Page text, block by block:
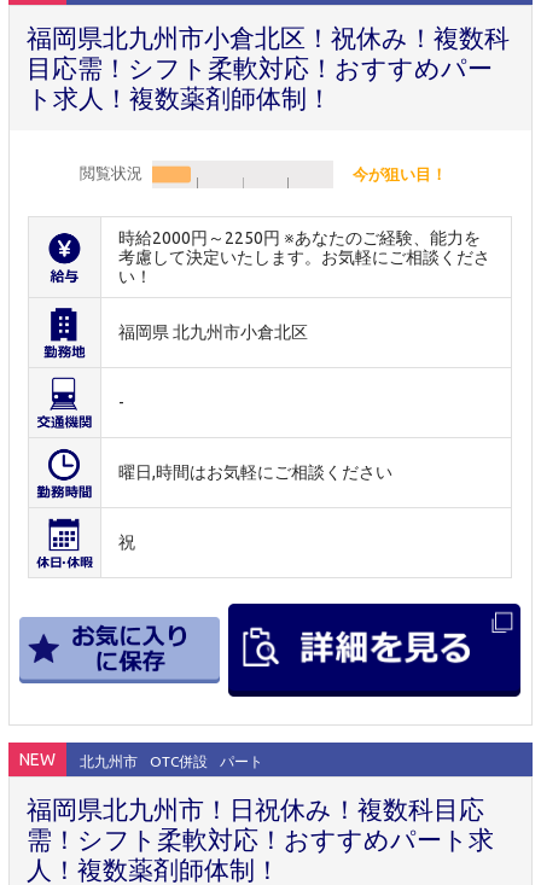
福岡県北九州市小倉北区！祝休み！複数科
目応需！シフト柔軟対応！おすすめパー
ト求人！複数薬剤師体制！
閲覧状況 今が狙い目！
時給2000円～2250円 ※あなたのご経験、能力を
考慮して決定いたします。お気軽にご相談くださ
い！
福岡県 北九州市小倉北区
-
曜日,時間はお気軽にご相談ください
祝
NEW 北九州市 OTC併設 パート
福岡県北九州市！日祝休み！複数科目応
需！シフト柔軟対応！おすすめパート求
人！複数薬剤師体制！